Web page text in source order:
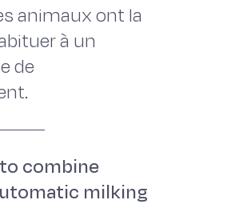
animaux ont la
à un
de
combine
milking